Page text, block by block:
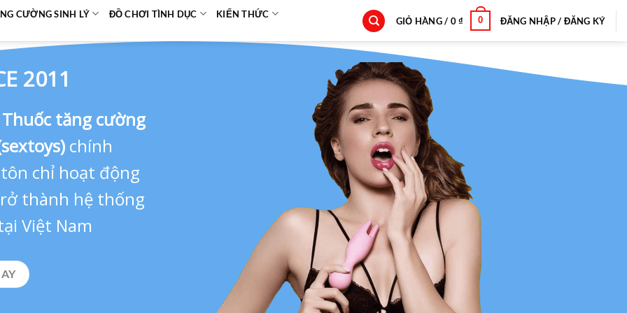
CƯỜNG SINH LÝ ĐỒ CHƠI TÌNH DỤC KIẾN THỨC
GIỎ HÀNG / 0₫ 0 ĐĂNG NHẬP / ĐĂNG KÝ
2011
Thuốc tăng cường
chính
chỉ hoạt động
thành hệ thống
Việt Nam